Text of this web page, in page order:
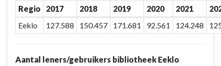
Regio
2017 2018 2019 2020 2021
Eeklo
127.588 150.457 171.681 92.561 124.248
Aantal leners/gebruikers bibliotheek Eeklo